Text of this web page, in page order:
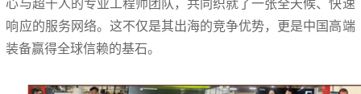
心与超千人的专业工程师团队，共同织就了一张全天候、快速
响应的服务网络。这不仅是其出海的竞争优势，更是中国高端
装备赢得全球信赖的基石。